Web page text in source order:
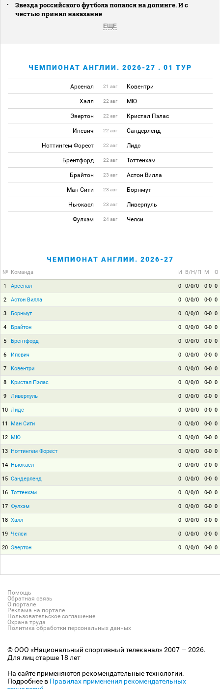
Звезда российского футбола попался на допинге. И с
честью принял наказание
ЕЩЕ
ЧЕМПИОНАТ АНГЛИИ. 2026-27 . 01 ТУР
Арсенал 21 авг Ковентри
Халл 22 авг МЮ
Эвертон 22 авг Кристал Пэлас
Ипсвич 22 авг Сандерленд
Ноттингем Форест 22 авг Лидс
Брентфорд 22 авг Тоттенхэм
Брайтон 23 авг Астон Вилла
Ман Сити 23 авг Борнмут
Ньюкасл 23 авг Ливерпуль
Фулхэм 24 авг Челси
ЧЕМПИОНАТ АНГЛИИ. 2026-27
№ Команда И В/Н/П М О
1 Арсенал 0 0/0/0 0-0 0
2 Астон Вилла 0 0/0/0 0-0 0
3 Борнмут 0 0/0/0 0-0 0
4 Брайтон 0 0/0/0 0-0 0
5 Брентфорд 0 0/0/0 0-0 0
6 Ипсвич 0 0/0/0 0-0 0
7 Ковентри 0 0/0/0 0-0 0
8 Кристал Пэлас 0 0/0/0 0-0 0
9 Ливерпуль 0 0/0/0 0-0 0
10 Лидс 0 0/0/0 0-0 0
11 Ман Сити 0 0/0/0 0-0 0
12 МЮ 0 0/0/0 0-0 0
13 Ноттингем Форест 0 0/0/0 0-0 0
14 Ньюкасл 0 0/0/0 0-0 0
15 Сандерленд 0 0/0/0 0-0 0
16 Тоттенхэм 0 0/0/0 0-0 0
17 Фулхэм 0 0/0/0 0-0 0
18 Халл 0 0/0/0 0-0 0
19 Челси 0 0/0/0 0-0 0
20 Эвертон 0 0/0/0 0-0 0
Помощь
Обратная связь
О портале
Реклама на портале
Пользовательское соглашение
Охрана труда
Политика обработки персональных данных
© ООО «Национальный спортивный телеканал» 2007 — 2026.
Для лиц старше 18 лет
На сайте применяются рекомендательные технологии.
Подробнее в Правилах применения рекомендательных